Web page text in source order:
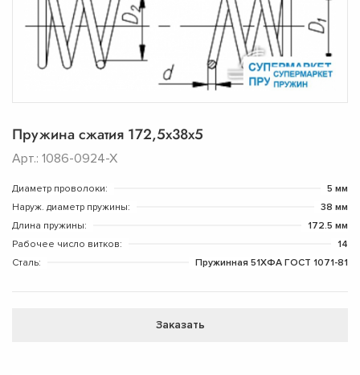
Пружина сжатия 172,5х38х5
Арт.: 1086-0924-Х
Диаметр проволоки:
5 мм
Наруж. диаметр пружины:
38 мм
Длина пружины:
172.5 мм
Рабочее число витков:
14
Сталь:
Пружинная 51ХФА ГОСТ 1071-81
Заказать